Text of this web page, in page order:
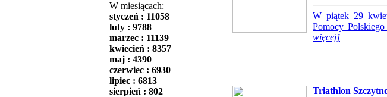
W miesiącach:
styczeń : 11058
luty : 9788
marzec : 11139
kwiecień : 8357
maj : 4390
czerwiec : 6930
lipiec : 6813
sierpień : 802
W piątek 29
Pomocy
więcej]
Triathlon